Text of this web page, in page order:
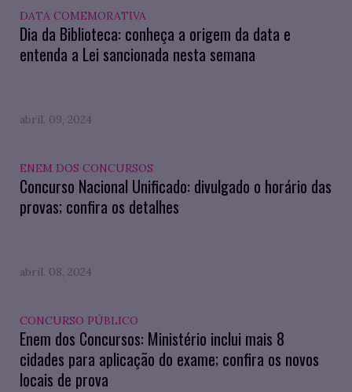
DATA COMEMORATIVA
Dia da Biblioteca: conheça a origem da data e
entenda a Lei sancionada nesta semana
abril. 09, 2024
ENEM DOS CONCURSOS
Concurso Nacional Unificado: divulgado o horário das
provas; confira os detalhes
abril. 08, 2024
CONCURSO PÚBLICO
Enem dos Concursos: Ministério inclui mais 8
cidades para aplicação do exame; confira os novos
locais de prova